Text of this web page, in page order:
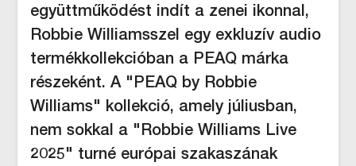
együttműködést indít a zenei ikonnal,
Robbie Williamsszel egy exkluzív audio
termékkollekcióban a PEAQ márka
részeként. A "PEAQ by Robbie
Williams" kollekció, amely júliusban,
nem sokkal a "Robbie Williams Live
2025" turné európai szakaszának